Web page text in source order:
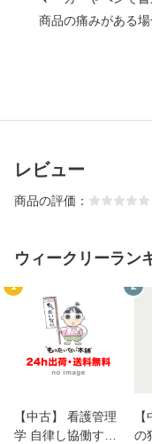
商品の痛みがある場
レビュー
商品の評価：
ウィークリーラン
1
【中古】 看護管理
学 自律し協働する
2
の